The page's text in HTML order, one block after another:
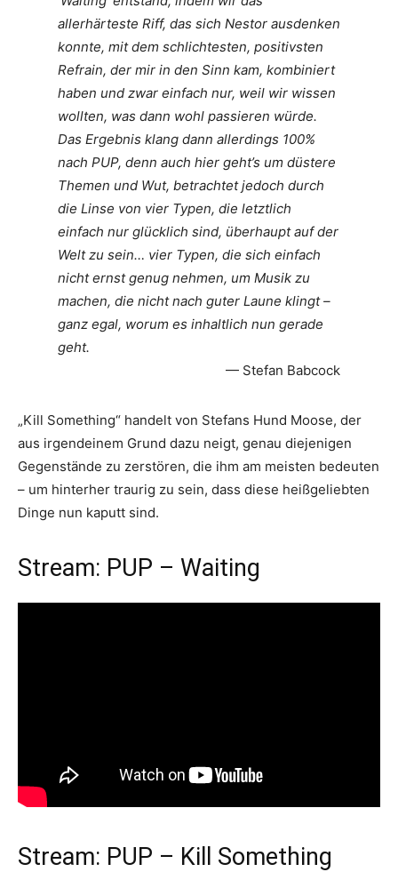
allerhärteste Riff, das sich Nestor ausdenken
konnte, mit dem schlichtesten, positivsten
Refrain, der mir in den Sinn kam, kombiniert
haben und zwar einfach nur, weil wir wissen
wollten, was dann wohl passieren würde.
Das Ergebnis klang dann allerdings 100%
nach PUP, denn auch hier geht’s um düstere
Themen und Wut, betrachtet jedoch durch
die Linse von vier Typen, die letztlich
einfach nur glücklich sind, überhaupt auf der
Welt zu sein… vier Typen, die sich einfach
nicht ernst genug nehmen, um Musik zu
machen, die nicht nach guter Laune klingt –
ganz egal, worum es inhaltlich nun gerade
geht.
Stefan Babcock
„Kill Something“ handelt von Stefans Hund Moose, der
aus irgendeinem Grund dazu neigt, genau diejenigen
Gegenstände zu zerstören, die ihm am meisten bedeuten
– um hinterher traurig zu sein, dass diese heißgeliebten
Dinge nun kaputt sind.
Stream: PUP – Waiting
Stream: PUP – Kill Something